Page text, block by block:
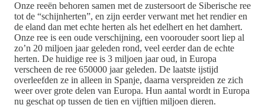
Onze reeën behoren samen met de zustersoort de Siberische ree
tot de “schijnherten”, en zijn eerder verwant met het rendier en
de eland dan met echte herten als het edelhert en het damhert.
Onze ree is een oude verschijning, een voorouder soort liep al
zo’n 20 miljoen jaar geleden rond, veel eerder dan de echte
herten. De huidige ree is 3 miljoen jaar oud, in Europa
verscheen de ree 650000 jaar geleden. De laatste ijstijd
overleefden ze in alleen in Spanje, daarna verspreiden ze zich
weer over grote delen van Europa. Hun aantal wordt in Europa
nu geschat op tussen de tien en vijftien miljoen dieren.